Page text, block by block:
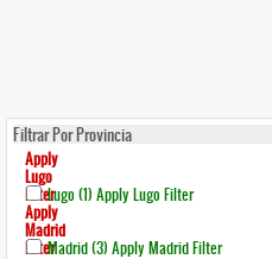
Filtrar Por Provincia
Apply
Lugo
FilterLugo (1) Apply Lugo Filter
Apply
Madrid
FilterMadrid (3) Apply Madrid Filter